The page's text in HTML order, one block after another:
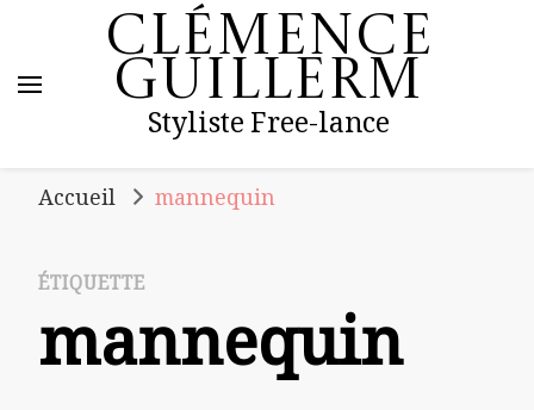
Clémence
Guillerm
Styliste Free-lance
Accueil mannequin
ÉTIQUETTE
mannequin